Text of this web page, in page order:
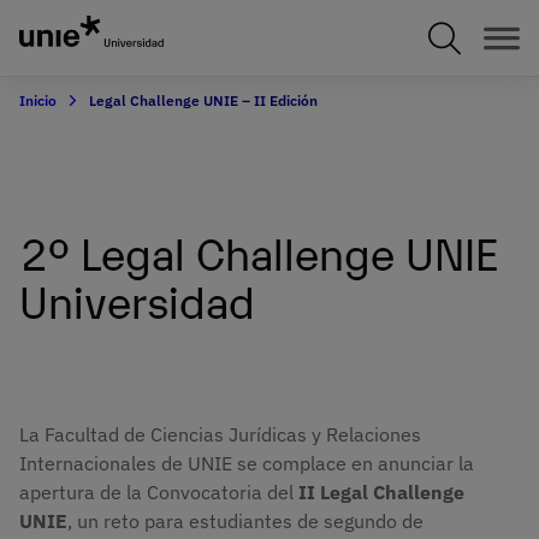
principal
Inicio Legal Challenge UNIE – II Edición
2º Legal Challenge UNIE
Universidad
La Facultad de Ciencias Jurídicas y Relaciones
Internacionales de UNIE se complace en anunciar la
apertura de la Convocatoria del II Legal Challenge
UNIE, un reto para estudiantes de segundo de